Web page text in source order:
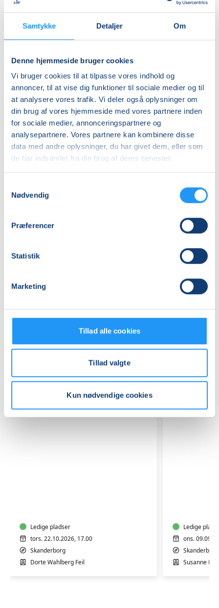
Samtykke Detaljer Om
Denne hjemmeside bruger cookies
Vi bruger cookies til at tilpasse vores indhold og
annoncer, til at vise dig funktioner til sociale medier og til
at analysere vores trafik. Vi deler også oplysninger om
din brug af vores hjemmeside med vores partnere inden
for sociale medier, annonceringspartnere og
analysepartnere. Vores partnere kan kombinere disse
data med andre oplysninger, du har givet dem, eller som
de har indsamlet fra din brug af deres tjenester.
Nødvendig
Præferencer
Statistik
Marketing
Tillad alle cookies
Tillad valgte
Kun nødvendige cookies
kan bruges til strik.
Det vil desuden være muligt at købe Signes plakater
til workshoppen.
LOF har flere gode workshops/weekendkurser, som
er værd at køre efter. Se vores weekendkurser
DKK 550,00
6472070
Mødegang
lørdag 24.10.2026, kl. 13.00 - 16.00
Antal mødegange
1mødegang
Adresse
(Stort møderum 1.1)
Praktiske oplysninger
Mødegange
Relaterede hold
-
Skanderborg
Ledige pladser
tors. 22.10.2026, 17.00
Skanderborg
Dorte Wahlberg Feil
øvede
Ledige
ons.
Skanderborg
Susanne